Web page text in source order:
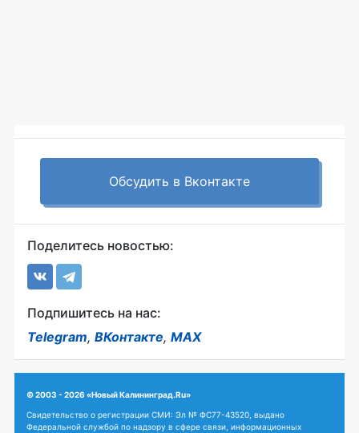
Обсудить в Вконтакте
Поделитесь новостью:
Подпишитесь на нас:
Telegram, ВКонтакте, MAX
© 2003 - 2026 «Новый Калининград.Ru»
Свидетельство о регистрации СМИ: Эл № ФС77-43520, выдано
Федеральной службой по надзору в сфере связи, информационных